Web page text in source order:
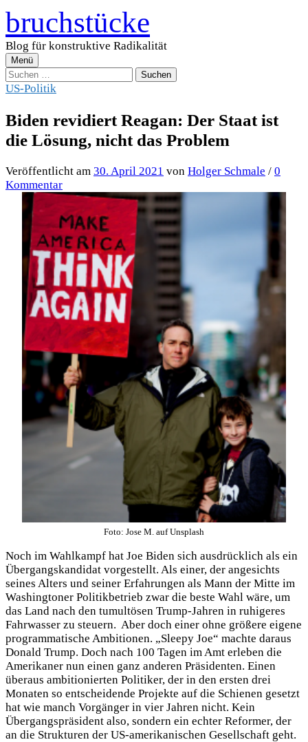
Zum
Inhalt
überspringen
bruchstücke
Blog für konstruktive Radikalität
Menü
Suchen
nach:
US-Politik
Biden revidiert Reagan: Der Staat ist
die Lösung, nicht das Problem
Veröffentlicht am 30. April 2021 von Holger Schmale / 0
Kommentar
Foto: Jose M. auf Unsplash
Noch im Wahlkampf hat Joe Biden sich ausdrücklich als ein
Übergangskandidat vorgestellt. Als einer, der angesichts
seines Alters und seiner Erfahrungen als Mann der Mitte im
Washingtoner Politikbetrieb zwar die beste Wahl wäre, um
das Land nach den tumultösen Trump-Jahren in ruhigeres
Fahrwasser zu steuern. Aber doch einer ohne größere eigene
programmatische Ambitionen. „Sleepy Joe“ machte daraus
Donald Trump. Doch nach 100 Tagen im Amt erleben die
Amerikaner nun einen ganz anderen Präsidenten. Einen
überaus ambitionierten Politiker, der in den ersten drei
Monaten so entscheidende Projekte auf die Schienen gesetzt
hat wie manch Vorgänger in vier Jahren nicht. Kein
Übergangspräsident also, sondern ein echter Reformer, der
an die Strukturen der US-amerikanischen Gesellschaft geht.